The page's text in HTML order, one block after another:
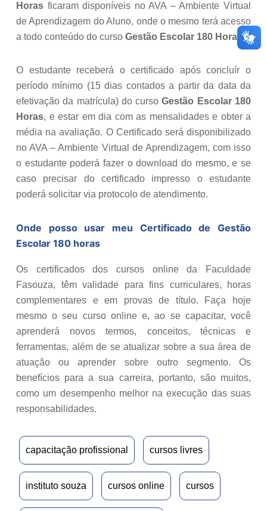
Horas ficaram disponíveis no AVA – Ambiente Virtual
de Aprendizagem do Aluno, onde o mesmo terá acesso
a todo conteúdo do curso Gestão Escolar 180 Horas.
O estudante receberá o certificado após concluír o
período mínimo (15 dias contados a partir da data da
efetivação da matrícula) do cursoGestão Escolar 180
Horas, e estar em dia com as mensalidades e obter a
média na avaliação. O Certificado será disponibilizado
no AVA – Ambiente Virtual de Aprendizagem, com isso
o estudante poderá fazer o download do mesmo, e se
caso precisar do certificado impresso o estudante
poderá solicitar via protocolo de atendimento.
Onde posso usar meu Certificado de Gestão
Escolar 180 horas
Os certificados dos cursos online da Faculdade
Fasouza, têm validade para fins curriculares, horas
complementares e em provas de título. Faça hoje
mesmo o seu curso online e, ao se capacitar, você
aprenderá novos termos, conceitos, técnicas e
ferramentas, além de se atualizar sobre a sua área de
atuação ou aprender sobre outro segmento. Os
benefícios para a sua carreira, portanto, são muitos,
como um desempenho melhor na execução das suas
responsabilidades.
capacitação profissional cursos livres
instituto souza cursos online cursos